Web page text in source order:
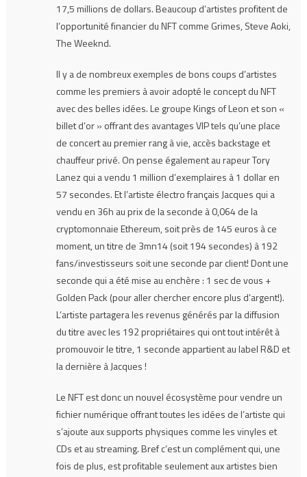
17,5 millions de dollars. Beaucoup d’artistes profitent de
l’opportunité financier du NFT comme Grimes, Steve Aoki,
The Weeknd.
Il y a de nombreux exemples de bons coups d’artistes
comme les premiers à avoir adopté le concept du NFT
avec des belles idées. Le groupe Kings of Leon et son «
billet d’or » offrant des avantages VIP tels qu’une place
de concert au premier rang à vie, accès backstage et
chauffeur privé. On pense également au rapeur Tory
Lanez qui a vendu 1 million d’exemplaires à 1 dollar en
57 secondes. Et l’artiste électro français Jacques qui a
vendu en 36h au prix de la seconde à 0,064 de la
cryptomonnaie Ethereum, soit près de 145 euros à ce
moment, un titre de 3mn14 (soit 194 secondes) à 192
fans/investisseurs soit une seconde par client! Dont une
seconde qui a été mise au enchère : 1 sec de vous +
Golden Pack (pour aller chercher encore plus d’argent!).
L’artiste partagera les revenus générés par la diffusion
du titre avec les 192 propriétaires qui ont tout intérêt à
promouvoir le titre, 1 seconde appartient au label R&D et
la dernière à Jacques !
Le NFT est donc un nouvel écosystème pour vendre un
fichier numérique offrant toutes les idées de l’artiste qui
s’ajoute aux supports physiques comme les vinyles et
CDs et au streaming. Bref c’est un complément qui, une
fois de plus, est profitable seulement aux artistes bien